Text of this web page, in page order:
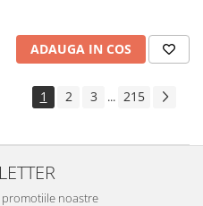
ADAUGA IN COS
1 2 3 ... 215
noastre